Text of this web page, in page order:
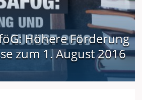
Höhere Förderung
zum 1. August 2016